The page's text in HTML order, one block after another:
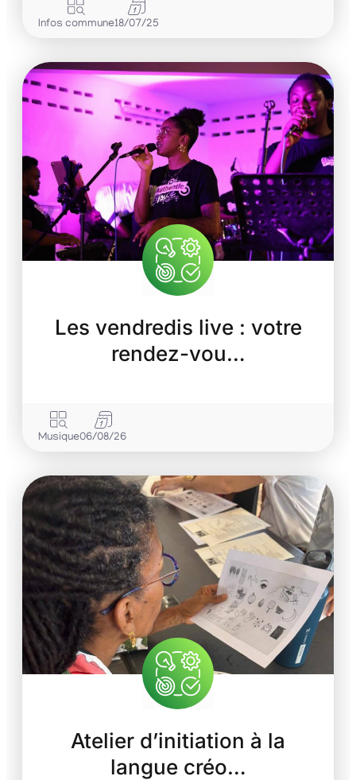
Infos commune18/07/25
Les vendredis live : votre
rendez-vou…
Musique06/08/26
Atelier d’initiation à la
langue créo…